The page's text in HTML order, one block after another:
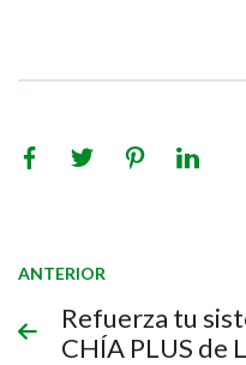
ANTERIOR
Refuerza tu
CHÍA PLUS de